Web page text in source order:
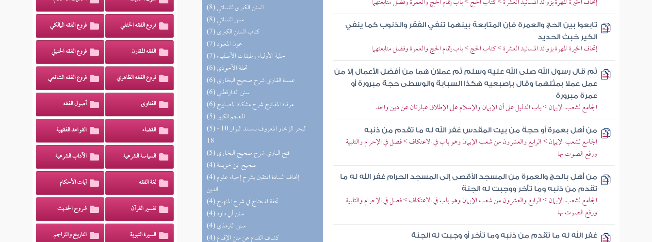
(8) السنن الكبرى للنسائي
(8) سنن النسائي
(7) كتاب السنن الكبرى
(7) عون المعبود
(7) حلية الأولياء وطبقات الأصفياء
(6) تحفة الأحوذي
(6) عمدة القاري شرح صحيح البخاري
(6) سنن الدارقطني
(6) مرقاة المفاتيح شرح مشكاة المصابيح
(5) المعجم الكبير
(5) البحر الزخار المعروف بمسند البزار 10 -
18
(5) فتح الباري شرح صحيح البخاري
(4) صحيح ابن خزيمة
(4) إتحاف السادة المتقين بشرح إحياء علوم
الدين
(4) تحفة المحتاج في شرح المنهاج
(4) سنن أبي داود
(4) سنن الترمذي
(4) كشاف القناع عن متن الإقناع
تابعوا بين الحج والعمرة فإن المتابعة بينهما تنفي الفقر والذنوب كما ينفي
الكير خبث الحديد
إتحاف الخيرة المهرة بزوائد المسانيد العشرة > كتاب الحج > باب إتمام الحج والعمرة وفضل متابعتهما
ثم قال رسول الله صلى الله عليه وسلم ثم عملان هما من أفضل الأعمال إلا من
عمل عملا بمثلهما وقال بإصبعيه هكذا السبابة والوسطى حجة مبرورة أو
عمرة مبرورة
الجامع لشعب الإيمان > باب الدليل على أن الإيمان والإسلام على الإطلاق عبارتان عن دين واحد
من أهل بعمرة أو حجة من بيت المقدس غفر الله له ما تقدم من ذنبه
الجامع لشعب الإيمان > الرابع والعشرون من شعب الإيمان وهو باب في الاعتكاف > فصل في الإحرام والتلبية
ورفع الصوت بها
من أهل بالحج والعمرة من المسجد الأقصى إلى المسجد الحرام غفر الله له ما
تقدم من ذنبه وما تأخر ووجبت له الجنة
الجامع لشعب الإيمان > الرابع والعشرون من شعب الإيمان وهو باب في الاعتكاف > فصل في الإحرام والتلبية
ورفع الصوت بها
غفر الله له ما تقدم من ذنبه وما تأخر أو وجبت له الجنة
فروع الفقه الحنفي فروع الفقه المالكي
الفقه المقارن فروع الفقه الحنبلي
فروع الفقه الظاهري فروع الفقه الشافعي
الفتاوى أصول الفقه
القضاء القواعد الفقهية
السياسة الشرعية الآداب الشرعية
لغة الفقه آيات الأحكام
تفسير القرآن شروح الحديث
السيرة النبوية التاريخ والتراجم